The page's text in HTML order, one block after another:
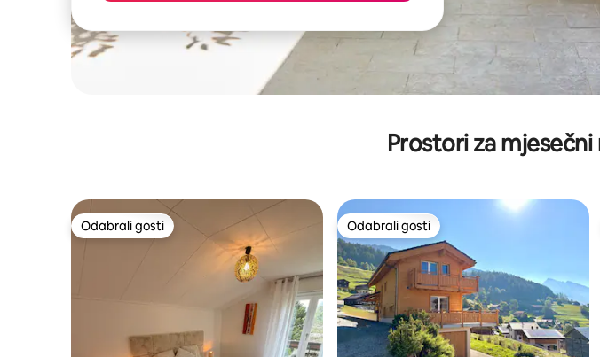
Prostori za
Odabrali gosti
Odabrali gosti Odabrali gosti
Odabrali gosti